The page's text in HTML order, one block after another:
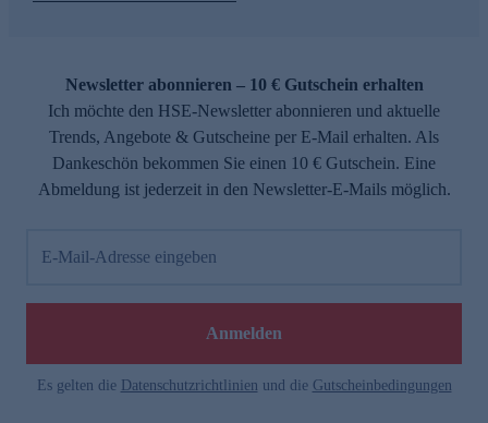
Newsletter abonnieren – 10 € Gutschein erhalten
Ich möchte den HSE-Newsletter abonnieren und aktuelle
Trends, Angebote & Gutscheine per E-Mail erhalten. Als
Dankeschön bekommen Sie einen 10 € Gutschein. Eine
Abmeldung ist jederzeit in den Newsletter-E-Mails möglich.
E-Mail-Adresse eingeben
Anmelden
Es gelten die Datenschutzrichtlinien und die Gutscheinbedingungen